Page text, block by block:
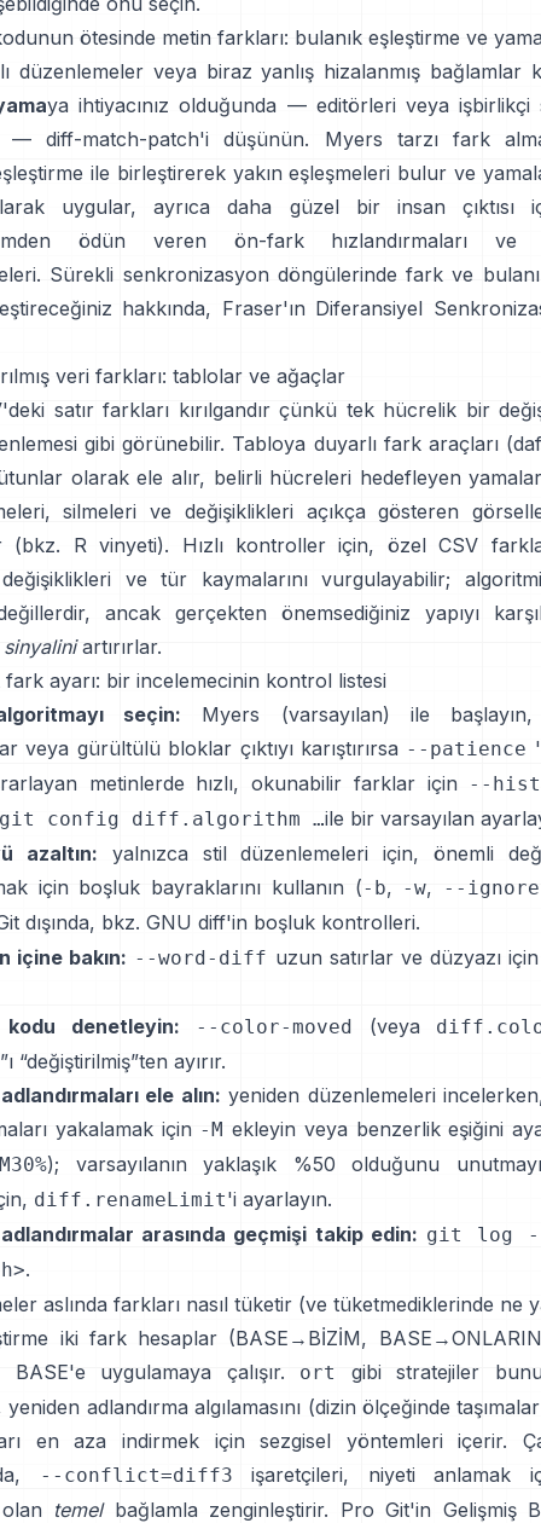
ötesinde metin farkları: bulanık eşleştirme ve
düzenlemeler veya biraz yanlış hizalanmış bağlamlar
ya ihtiyacınız olduğunda — editörleri veya işbirlikçi
—
diff-match-patch'i düşünün. Myers tarzı fark
ile birleştirerek yakın eşleşmeleri bulur ve
uygular, ayrıca daha güzel bir insan çıktısı
ödün veren ön-fark hızlandırmaları ve
Sürekli senkronizasyon döngülerinde fark ve
hakkında, Fraser'ın Diferansiyel
veri farkları: tablolar ve ağaçlar
satır farkları kırılgandır çünkü tek hücrelik bir
gibi görünebilir. Tabloya duyarlı fark araçları
olarak ele alır, belirli hücreleri hedefleyen
silmeleri ve değişiklikleri açıkça gösteren
(bkz.
R vinyeti). Hızlı kontroller için, özel CSV
değişiklikleri ve tür kaymalarını vurgulayabilir;
ancak gerçekten önemsediğiniz yapıyı
artırırlar.
fark ayarı: bir incelemecinin kontrol listesi
seçin: Myers (varsayılan) ile başlayın,
veya gürültülü bloklar çıktıyı karıştırırsa --patience
metinlerde hızlı, okunabilir farklar için
--
git config diff.algorithm …ile bir varsayılan
azaltın: yalnızca stil düzenlemeleri için, önemli
için boşluk bayraklarını kullanın (-b, -w, --
dışında, bkz. GNU diff'in boşluk kontrolleri.
içine bakın: --word-diff uzun satırlar ve düzyazı için
kodu denetleyin: --color-moved (veya
“değiştirilmiş”ten ayırır.
ele alın: yeniden düzenlemeleri
yakalamak için -M ekleyin veya benzerlik eşiğini
); varsayılanın yaklaşık %50 olduğunu
diff.renameLimit'i ayarlayın.
arasında geçmişi takip edin: git log
.
aslında farkları nasıl tüketir (ve tüketmediklerinde ne
iki fark hesaplar (BASE→BİZİM,
uygulamaya çalışır.
ort
gibi stratejiler
adlandırma algılamasını (dizin ölçeğinde
en aza indirmek için sezgisel yöntemleri içerir.
--conflict=diff3
işaretçileri, niyeti anlamak
temelbağlamla zenginleştirir. Pro Git'in Gelişmiş